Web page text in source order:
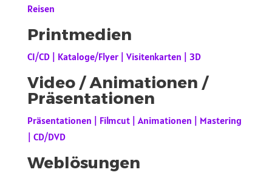
Reisen
Printmedien
CI/CD | Kataloge/Flyer | Visitenkarten | 3D
Video / Animationen /
Präsentationen
Präsentationen | Filmcut | Animationen | Mastering
| CD/DVD
Weblösungen